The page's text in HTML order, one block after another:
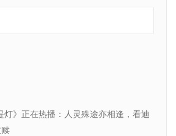
灯》正在热播：人灵殊途亦相逢，看迪